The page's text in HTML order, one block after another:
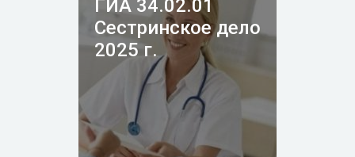
ГИА 34.02.01
Сестринское дело
2025 г.